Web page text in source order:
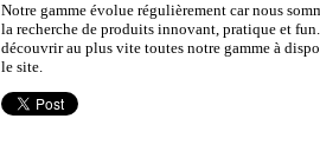
Notre gamme évolue régulièrement car nous
la recherche de produits innovant, pratique et
découvrir au plus vite toutes notre gamme à
le site.